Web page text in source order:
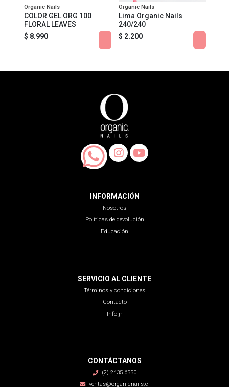
Organic Nails
COLOR GEL ORG 100
FLORAL LEAVES
$ 8.990
Organic Nails
Lima Organic Nails
240/240
$ 2.200
INFORMACIÓN
Nosotros
Políticas de devolución
Educación
SERVICIO AL CLIENTE
Términos y condiciones
Contacto
Info jr
CONTÁCTANOS
(2) 2435 6550
ventas@organicnails.cl